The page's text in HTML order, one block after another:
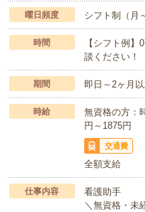
曜日頻度 シフト制（月
時間
【シフト例
談ください！
期間 即日～2ヶ月
時給
無資格の方：
円～1875円
交通費
全額支給
仕事内容
看護助手
＼無資格・未